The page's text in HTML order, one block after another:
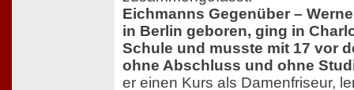
Eichmanns Gegenüber –
in Berlin geboren, ging in
Schule und musste mit 17 vor
ohne Abschluss und ohne
er einen Kurs als Damenfriseur,